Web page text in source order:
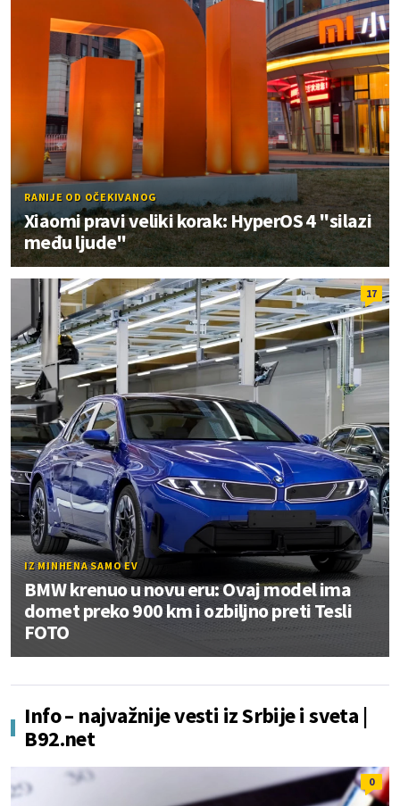
RANIJE OD OČEKIVANOG
Xiaomi pravi veliki korak: HyperOS 4 "silazi
među ljude"
17
IZ MINHENA SAMO EV
BMW krenuo u novu eru: Ovaj model ima
domet preko 900 km i ozbiljno preti Tesli
FOTO
Info – najvažnije vesti iz Srbije i sveta |
B92.net
0